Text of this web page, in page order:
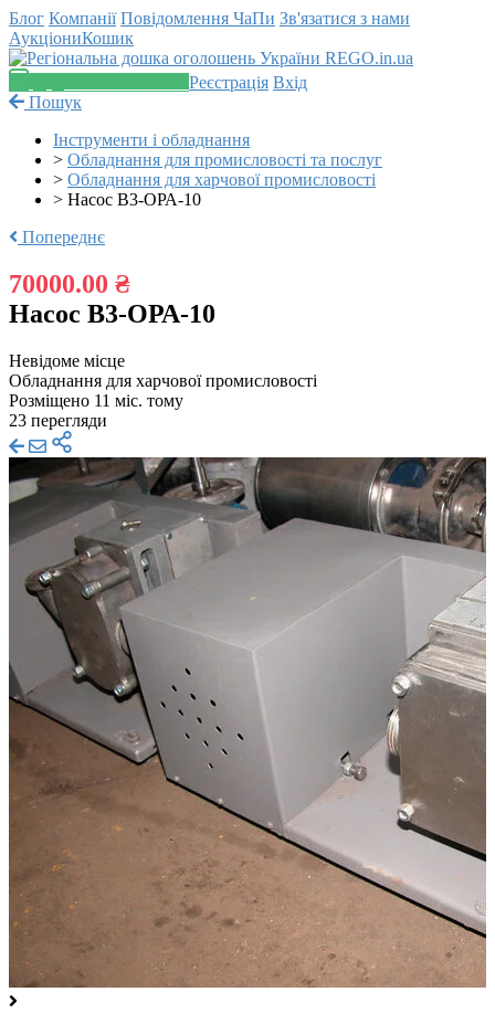
Блог Компанії Повідомлення ЧаПи Зв'язатися з нами
АукціониКошик
Реєстрація Вхід
Пошук
Інструменти і обладнання
> Обладнання для промисловості та послуг
> Обладнання для харчової промисловості
> Насос В3-ОРА-10
Попереднє
70000.00 ₴
Насос В3-ОРА-10
Невідоме місце
Обладнання для харчової промисловості
Розміщено 11 міс. тому
23 перегляди